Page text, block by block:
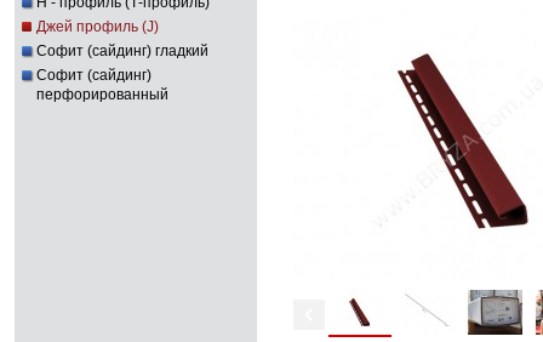
Джей профиль (J)
Софит (сайдинг) гладкий
Софит (сайдинг)
перфорированный